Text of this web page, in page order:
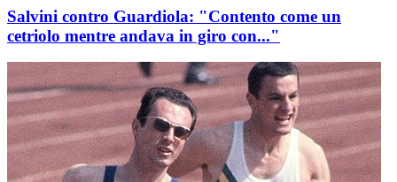
Salvini contro Guardiola: "Contento come un
cetriolo mentre andava in giro con..."